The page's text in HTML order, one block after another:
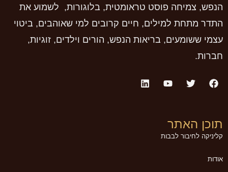
הנפש, צמיחה פוסט טראומטית, בלוגורות, לשמוע את
התדר מתחת למילים, חיים קרובים למי שאוהבים, ביטוי
עצמי ששומעים, בריאות הנפש, הורים וילדים, זוגיות,
חברות.
תוכן האתר
קליניקה לחיבור לבבות
אודות